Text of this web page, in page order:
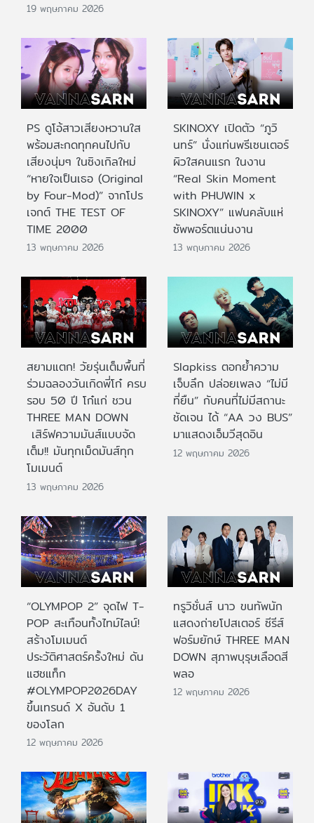
19 พฤษภาคม 2026
PS ดูโอ้สาวเสียงหวานใส
พร้อมสะกดทุกคนไปกับ
เสียงนุ่มๆ ในซิงเกิลใหม่
“หายใจเป็นเธอ (Original
by Four-Mod)” จากโปร
เจกต์ THE TEST OF
TIME 2000
13 พฤษภาคม 2026
SKINOXY เปิดตัว “ภูวิ
นทร์” นั่งแท่นพรีเซนเตอร์
ผิวใสคนแรก ในงาน
“Real Skin Moment
with PHUWIN x
SKINOXY” แฟนคลับแห่
ซัพพอร์ตแน่นงาน
13 พฤษภาคม 2026
สยามแตก! วัยรุ่นเต็มพื้นที่
ร่วมฉลองวันเกิดพี่โก๋ ครบ
รอบ 50 ปี โก๋แก่ ชวน
THREE MAN DOWN
เสิร์ฟความมันส์แบบจัด
เต็ม!! มันทุกเม็ดมันส์ทุก
โมเมนต์
13 พฤษภาคม 2026
Slapkiss ตอกย้ำความ
เจ็บลึก ปล่อยเพลง “ไม่มี
ที่ยืน” กับคนที่ไม่มีสถานะ
ชัดเจน ได้ “AA วง BUS”
มาแสดงเอ็มวีสุดอิน
12 พฤษภาคม 2026
“OLYMPOP 2” จุดไฟ T-
POP สะเทือนทั้งไทม์ไลน์!
สร้างโมเมนต์
ประวัติศาสตร์ครั้งใหม่ ดัน
แฮชแท็ก
#OLYMPOP2026DAY
ขึ้นเทรนด์ X อันดับ 1
ของโลก
12 พฤษภาคม 2026
ทรูวิชั่นส์ นาว ขนทัพนัก
แสดงถ่ายโปสเตอร์ ซีรีส์
ฟอร์มยักษ์ THREE MAN
DOWN สุภาพบุรุษเลือดสี
พลอ
12 พฤษภาคม 2026